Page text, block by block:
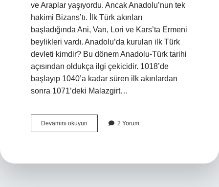
ve Araplar yaşıyordu. Ancak Anadolu’nun tek
hakimi Bizans’tı. İlk Türk akınları
başladığında Ani, Van, Lori ve Kars’ta Ermeni
beylikleri vardı. Anadolu’da kurulan ilk Türk
devleti kimdir? Bu dönem Anadolu-Türk tarihi
açısından oldukça ilgi çekicidir. 1018’de
başlayıp 1040’a kadar süren ilk akınlardan
sonra 1071’deki Malazgirt…
Devamını okuyun Anadoluya
Ilk
2 Yorum